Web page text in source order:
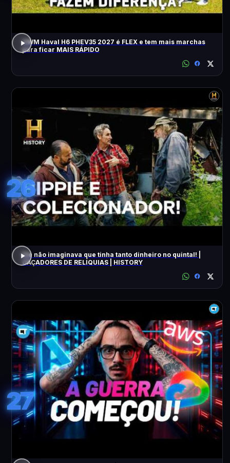
GWM Haval H6 PHEV35 2027 é FLEX e tem mais marchas
para ficar MAIS RÁPIDO
26
Ele não imaginava que tinha tanto dinheiro no quintal! |
CAÇADORES DE RELÍQUIAS | HISTORY
27